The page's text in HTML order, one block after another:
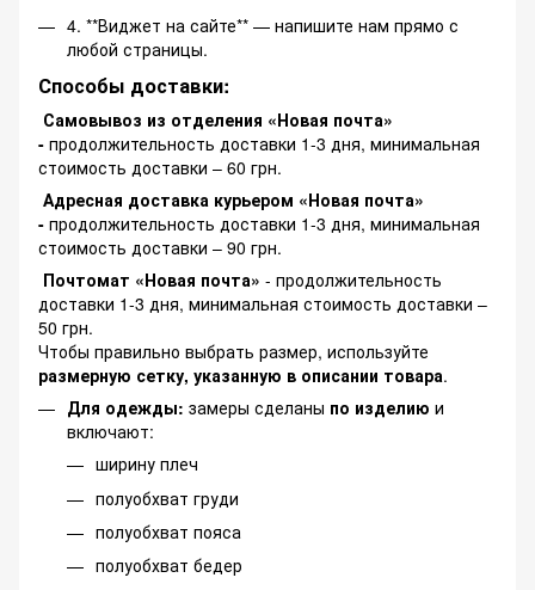
4. **Виджет на сайте** — напишите нам прямо с
любой страницы.
Способы доставки:
Самовывоз из отделения «Новая почта»
- продолжительность доставки 1-3 дня, минимальная
стоимость доставки – 60 грн.
Адресная доставка курьером «Новая почта»
- продолжительность доставки 1-3 дня, минимальная
стоимость доставки – 90 грн.
Почтомат «Новая почта» - продолжительность
доставки 1-3 дня, минимальная стоимость доставки –
50 грн.
Чтобы правильно выбрать размер, используйте
размерную сетку, указанную в описании товара.
Для одежды: замеры сделаны по изделию и
включают:
ширину плеч
полуобхват груди
полуобхват пояса
полуобхват бедер